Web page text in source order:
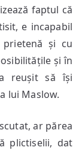
faptul că
e incapabil
și cu
și în
reușit să își
lui Maslow.
ar părea
plictiselii, dat